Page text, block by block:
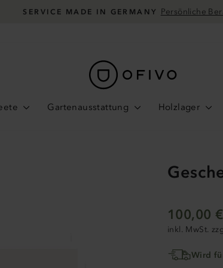
SERVICE MADE IN GERMANY Persönliche
Gartenausstattung Holzlager
100,00 €
inkl. MwSt.
Wird